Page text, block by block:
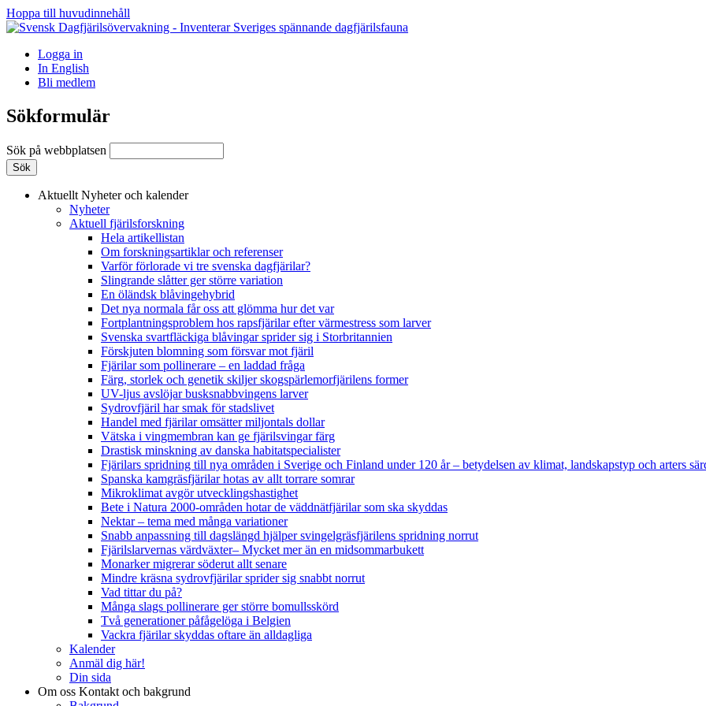
Hoppa till huvudinnehåll
Logga in
In English
Bli medlem
Sökformulär
Sök på webbplatsen
Aktuellt Nyheter och kalender
Nyheter
Aktuell fjärilsforskning
Hela artikellistan
Om forskningsartiklar och referenser
Varför förlorade vi tre svenska dagfjärilar?
Slingrande slåtter ger större variation
En öländsk blåvingehybrid
Det nya normala får oss att glömma hur det var
Fortplantningsproblem hos rapsfjärilar efter värmestress som larver
Svenska svartfläckiga blåvingar sprider sig i Storbritannien
Förskjuten blomning som försvar mot fjäril
Fjärilar som pollinerare – en laddad fråga
Färg, storlek och genetik skiljer skogspärlemorfjärilens former
UV-ljus avslöjar busksnabbvingens larver
Sydrovfjäril har smak för stadslivet
Handel med fjärilar omsätter miljontals dollar
Vätska i vingmembran kan ge fjärilsvingar färg
Drastisk minskning av danska habitatspecialister
Fjärilars spridning till nya områden i Sverige och Finland under 120 år– betydelsen av klimat, landskapstyp och arters
Spanska kamgräsfjärilar hotas av allt torrare somrar
Mikroklimat avgör utvecklingshastighet
Bete i Natura 2000-områden hotar de väddnätfjärilar som ska skyddas
Nektar – tema med många variationer
Snabb anpassning till dagslängd hjälper svingelgräsfjärilens spridning norrut
Fjärilslarvernas värdväxter– Mycket mer än en midsommarbukett
Monarker migrerar söderut allt senare
Mindre kräsna sydrovfjärilar sprider sig snabbt norrut
Vad tittar du på?
Många slags pollinerare ger större bomullsskörd
Två generationer påfågelöga i Belgien
Vackra fjärilar skyddas oftare än alldagliga
Kalender
Anmäl dig här!
Din sida
Om oss Kontakt och bakgrund